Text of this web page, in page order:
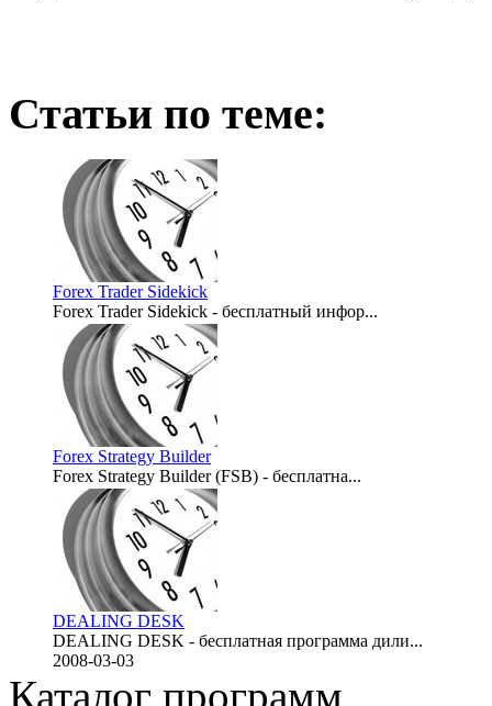
Статьи по теме:
Forex Trader Sidekick
Forex Trader Sidekick - бесплатный инфор...
2008-03-18
Forex Strategy Builder
Forex Strategy Builder (FSB) - бесплатна...
2008-03-17
DEALING DESK
DEALING DESK - бесплатная программа дили...
2008-03-03
Каталог программ